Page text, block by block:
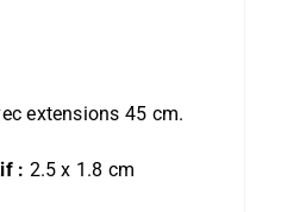
extensions 45 cm.
: 2.5 x 1.8 cm